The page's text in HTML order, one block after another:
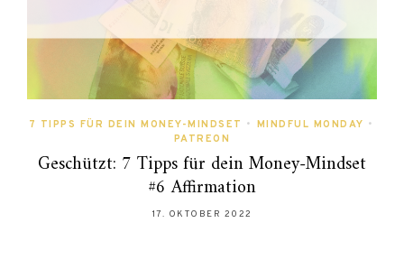
7 TIPPS FÜR DEIN MONEY-MINDSET • MINDFUL MONDAY •
PATREON
Geschützt: 7 Tipps für dein Money-Mindset
#6 Affirmation
17. OKTOBER 2022